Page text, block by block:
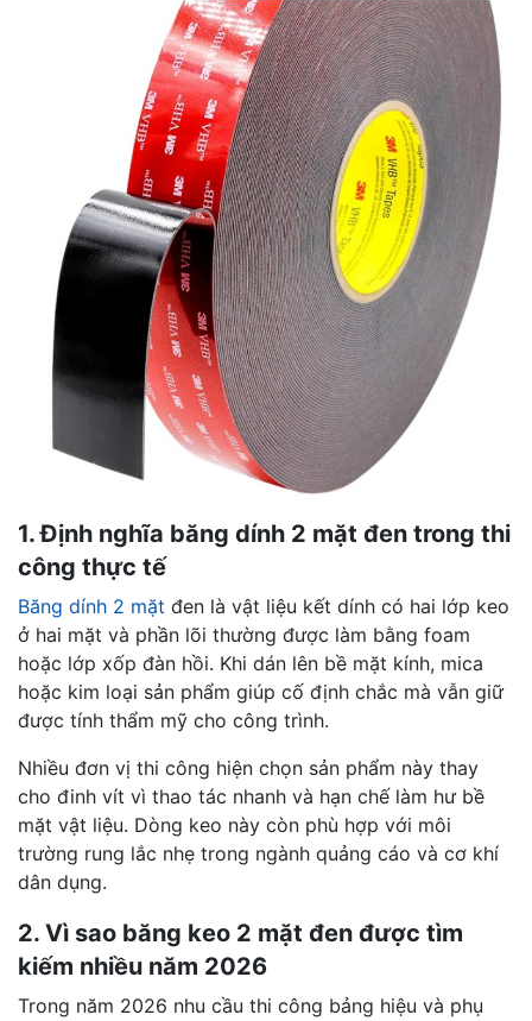
1. Định nghĩa băng dính 2 mặt đen trong thi
công thực tế
Băng dính 2 mặt đen là vật liệu kết dính có hai lớp keo
ở hai mặt và phần lõi thường được làm bằng foam
hoặc lớp xốp đàn hồi. Khi dán lên bề mặt kính, mica
hoặc kim loại sản phẩm giúp cố định chắc mà vẫn giữ
được tính thẩm mỹ cho công trình.
Nhiều đơn vị thi công hiện chọn sản phẩm này thay
cho đinh vít vì thao tác nhanh và hạn chế làm hư bề
mặt vật liệu. Dòng keo này còn phù hợp với môi
trường rung lắc nhẹ trong ngành quảng cáo và cơ khí
dân dụng.
2. Vì sao băng keo 2 mặt đen được tìm
kiếm nhiều năm 2026
Trong năm 2026 nhu cầu thi công bảng hiệu và phụ